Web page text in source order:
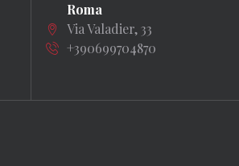
Roma
Via Valadier, 33
+390699704870